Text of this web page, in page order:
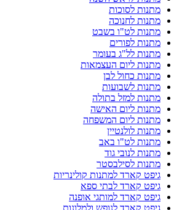
מתנות לסוכות
מתנות לחנוכה
מתנות לט"ו בשבט
מתנות לפורים
מתנות לל"ג בעומר
מתנות ליום העצמאות
מתנות כחול לבן
מתנות לשבועות
מתנות למזל בתולה
מתנות ליום האישה
מתנות ליום המשפחה
מתנות לולנטיין
מתנות לט"ו באב
מתנות לנובי גוד
מתנות לסילבסטר
גיפט קארד למתנות קולינריות
גיפט קארד לבתי ספא
גיפט קארד למותגי אופנה
גיפט קארד לנופש ולמלונות